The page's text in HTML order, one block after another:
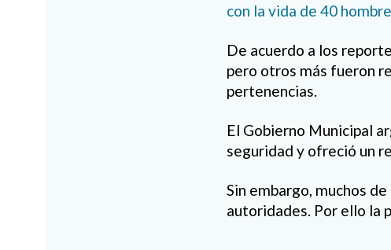
con la vida de 40
De acuerdo a los
pero otros más fueron
pertenencias.
El Gobierno Municipal
seguridad y ofreció un
Sin embargo, muchos
autoridades. Por ello la